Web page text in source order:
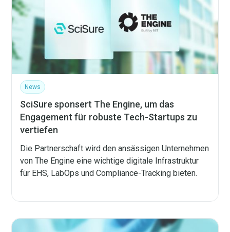
News
SciSure sponsert The Engine, um das
Engagement für robuste Tech-Startups zu
vertiefen
Die Partnerschaft wird den ansässigen Unternehmen
von The Engine eine wichtige digitale Infrastruktur
für EHS, LabOps und Compliance-Tracking bieten.